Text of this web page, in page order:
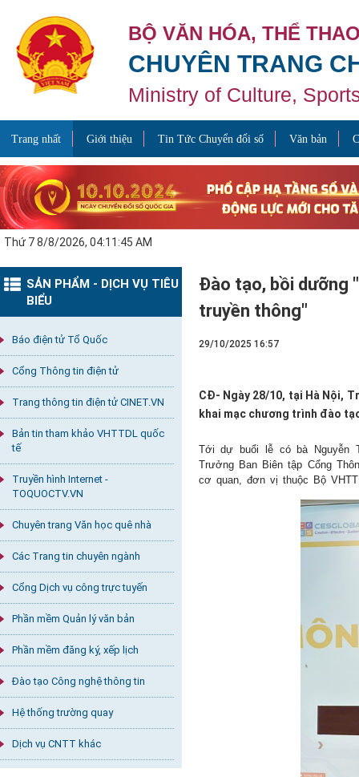
BỘ VĂN HÓA, THỂ
CHUYÊN TRANG
Ministry of Culture,
Trang nhất Giới thiệu Tin Tức Chuyển đổi số Văn bản
Thứ 7 8/8/2026, 04:11:45 AM
SẢN PHẨM - DỊCH VỤ TIÊU
BIỂU
Báo điện tử Tổ Quốc
Cổng Thông tin điện tử
Trang thông tin điện tử CINET.VN
Bản tin tham khảo VHTTDL quốc
tế
Truyền hình Internet -
TOQUOCTV.VN
Chuyên trang Văn học quê nhà
Các Trang tin chuyên ngành
Cổng Dịch vụ công trực tuyến
Phần mềm Quản lý văn bản
Phần mềm đăng ký, xếp lịch
Đào tạo Công nghệ thông tin
Hệ thống trường quay
Dịch vụ CNTT khác
Đào tạo, bồi dưỡng
truyền thông"
29/10/2025 16:57
CĐ- Ngày 28/10, tại Hà Nội,
khai mạc chương trình đào
Tới dự buổi lễ có bà Nguyễn
Trưởng Ban Biên tập Cổng
cơ quan, đơn vị thuộc Bộ